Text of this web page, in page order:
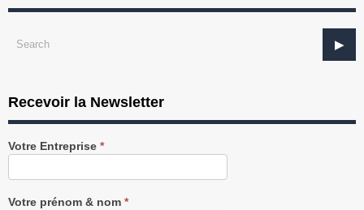
Recevoir la Newsletter
Recevez
notre
gratuitement
Votre Entreprise *
Votre prénom & nom *